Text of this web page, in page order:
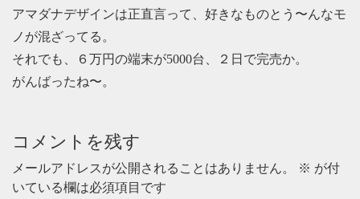
アマダナデザインは正直言って、好きなものとう〜んなモ
ノが混ざってる。
それでも、６万円の端末が5000台、２日で完売か。
がんばったね〜。
コメントを残す
メールアドレスが公開されることはありません。 ※ が付
いている欄は必須項目です